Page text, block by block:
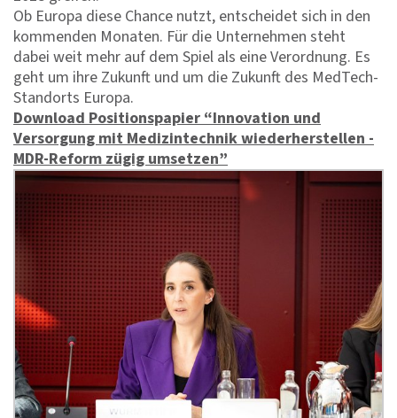
Ob Europa diese Chance nutzt, entscheidet sich in den
kommenden Monaten. Für die Unternehmen steht
dabei weit mehr auf dem Spiel als eine Verordnung. Es
geht um ihre Zukunft und um die Zukunft des MedTech-
Standorts Europa.
Download Positionspapier “Innovation und
Versorgung mit Medizintechnik wiederherstellen -
MDR-Reform zügig umsetzen”